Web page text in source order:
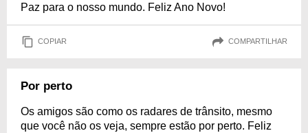
Paz para o nosso mundo. Feliz Ano Novo!
COPIAR COMPARTILHAR
Por perto
Os amigos são como os radares de trânsito, mesmo
que você não os veja, sempre estão por perto. Feliz